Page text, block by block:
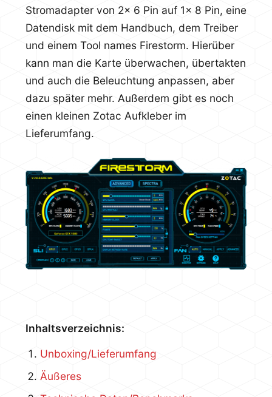
Stromadapter von 2x 6 Pin auf 1x 8 Pin, eine
Datendisk mit dem Handbuch, dem Treiber
und einem Tool names Firestorm. Hierüber
kann man die Karte überwachen, übertakten
und auch die Beleuchtung anpassen, aber
dazu später mehr. Außerdem gibt es noch
einen kleinen Zotac Aufkleber im
Lieferumfang.
Inhaltsverzeichnis:
Unboxing/Lieferumfang
Äußeres